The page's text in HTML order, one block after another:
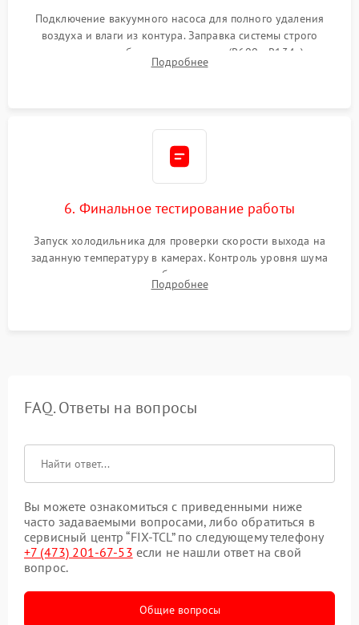
Подключение вакуумного насоса для полного удаления
воздуха и влаги из контура. Заправка системы строго
дозированным объемом хладагента (R600a, R134a) по
электронным весам. Контроль рабочего давления в системе.
Подробнее
6. Финальное тестирование работы
Запуск холодильника для проверки скорости выхода на
заданную температуру в камерах. Контроль уровня шума
компрессора, отсутствия обмерзания стенок и корректного
срабатывания системы автоматической оттайки.
Подробнее
FAQ. Ответы на вопросы
Вы можете ознакомиться с приведенными ниже
часто задаваемыми вопросами, либо обратиться в
сервисный центр “FIX-TCL” по следующему телефону
+7 (473) 201-67-53 если не нашли ответ на свой
вопрос.
Общие вопросы